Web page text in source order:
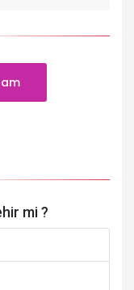
mi ?